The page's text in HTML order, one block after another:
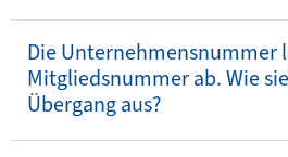
Die Unternehmensnummer
Mitgliedsnummer ab. Wie
Übergang aus?